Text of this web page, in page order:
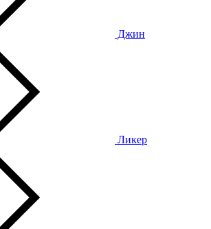
Джин
Ликер